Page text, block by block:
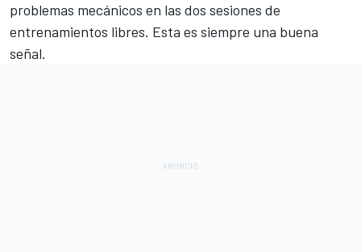
problemas mecánicos en las dos sesiones de
entrenamientos libres. Esta es siempre una buena
señal.